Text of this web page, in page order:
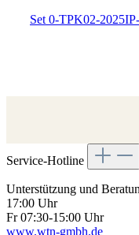
Set 0-TPK02-
Service-Hotline
Unterstützung und
17:00 Uhr
Fr 07:30-15:00 Uhr
www.wtn-gmbh.de